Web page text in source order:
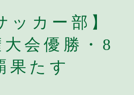
ッカー部】
会優勝・8
果たす